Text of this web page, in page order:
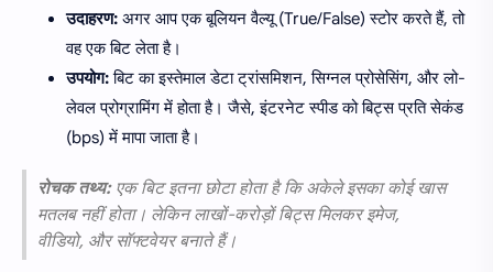
उदाहरण: अगर आप एक बूलियन वैल्यू (True/False) स्टोर करते हैं, तो
वह एक बिट लेता है।
उपयोग:बिट का इस्तेमाल डेटा ट्रांसमिशन, सिग्नल प्रोसेसिंग, और लो-
लेवल प्रोग्रामिंग में होता है। जैसे, इंटरनेट स्पीड को बिट्स प्रति सेकंड
(bps) में मापा जाता है।
रोचक तथ्य:एक बिट इतना छोटा होता है कि अकेले इसका कोई खास
मतलब नहीं होता। लेकिन लाखों-करोड़ों बिट्स मिलकर इमेज,
वीडियो, और सॉफ्टवेयर बनाते हैं।